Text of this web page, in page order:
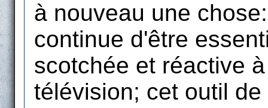
à nouveau une
continue d'être
scotchée et réactive
télévision; cet outil